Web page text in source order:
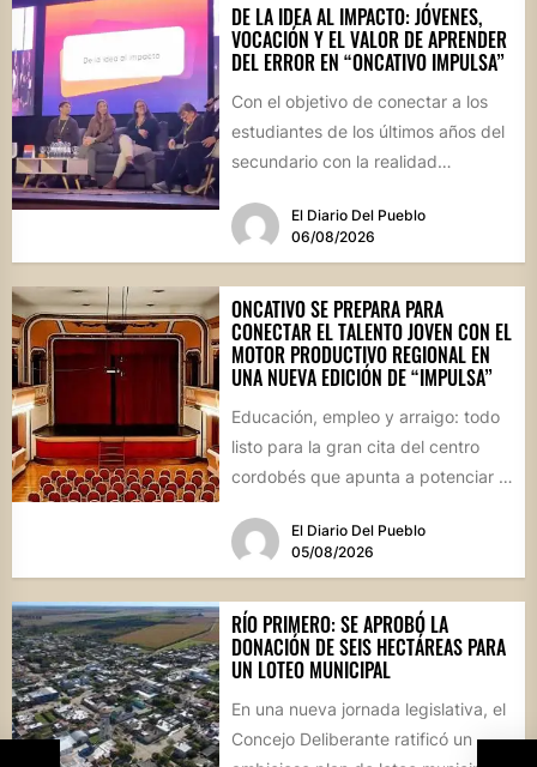
DE LA IDEA AL IMPACTO: JÓVENES,
VOCACIÓN Y EL VALOR DE APRENDER
DEL ERROR EN “ONCATIVO IMPULSA”
Con el objetivo de conectar a los
estudiantes de los últimos años del
secundario con la realidad
El Diario Del Pueblo
06/08/2026
ONCATIVO SE PREPARA PARA
CONECTAR EL TALENTO JOVEN CON EL
MOTOR PRODUCTIVO REGIONAL EN
UNA NUEVA EDICIÓN DE “IMPULSA”
Educación, empleo y arraigo: todo
listo para la gran cita del centro
cordobés que apunta a potenciar el
El Diario Del Pueblo
05/08/2026
RÍO PRIMERO: SE APROBÓ LA
DONACIÓN DE SEIS HECTÁREAS PARA
UN LOTEO MUNICIPAL
En una nueva jornada legislativa, el
Concejo Deliberante ratificó un